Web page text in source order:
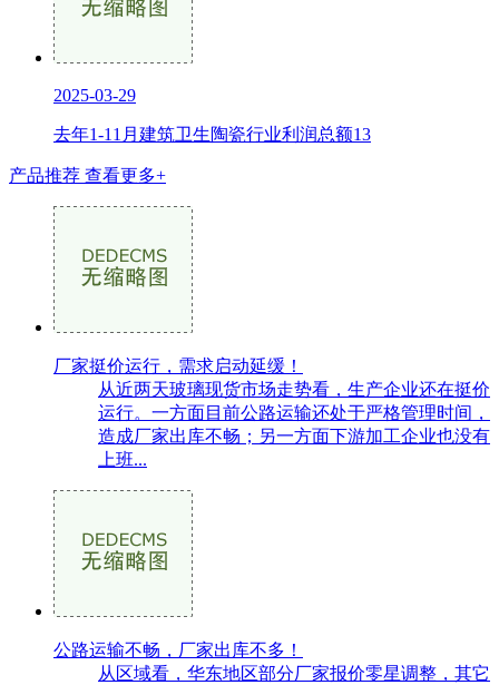
2025-03-29
去年1-11月建筑卫生陶瓷行业利润总额13
产品推荐 查看更多+
厂家挺价运行，需求启动延缓！
从近两天玻璃现货市场走势看，生产企业还在挺价
运行。一方面目前公路运输还处于严格管理时间，
造成厂家出库不畅；另一方面下游加工企业也没有
上班...
公路运输不畅，厂家出库不多！
从区域看，华东地区部分厂家报价零星调整，其它